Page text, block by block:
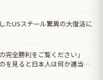
たUSスチール驚異の大復活に
完全勝利をご覧ください」
を見ると日本人は何か適当に